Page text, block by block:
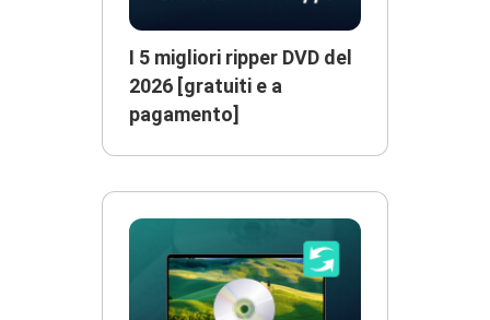
I 5 migliori ripper DVD del
2026 [gratuiti e a
pagamento]